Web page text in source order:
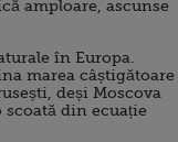
amploare, ascunse
în Europa.
marea câștigătoare
deși Moscova
din ecuație